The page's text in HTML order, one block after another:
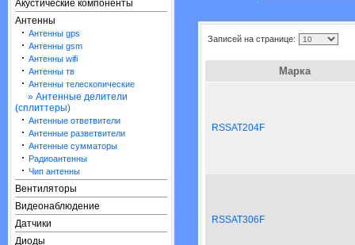
Акустические компоненты
Антенны
· Антенны gps
· Антенны gsm
· Антенны wifi
· Антенны тв
· Антенны телескопические
» Антенные делители
(сплиттеры)
· Антенные ответвители
· Антенные разветвители
· Антенные сумматоры
· Радиоантенны
· Чип антенны
Вентиляторы
Видеонаблюдение
Датчики
Диоды
Записей на странице:
Марка
RSSAT204F
RSSAT306F